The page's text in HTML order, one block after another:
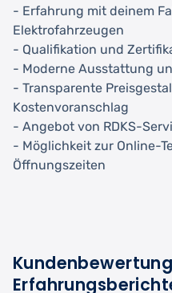
- Erfahrung mit deinem
Elektrofahrzeugen
- Qualifikation und
- Moderne Ausstattung
- Transparente
Kostenvoranschlag
- Angebot von RDKS-
- Möglichkeit zur Online-
Öffnungszeiten